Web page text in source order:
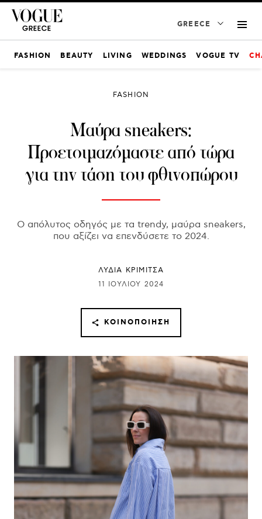
GREECE
FASHION BEAUTY LIVING WEDDINGS VOGUE TV
FASHION
Μαύρα sneakers:
Προετοιμαζόμαστε από τώρα
για την τάση του φθινοπώρου
Ο απόλυτος οδηγός με τα trendy, μαύρα sneakers,
που αξίζει να επενδύσετε το 2024.
ΛΥΔΊΑ ΚΡΙΜΙΤΣΆ
11 ΙΟΥΛΊΟΥ 2024
ΚΟΙΝΟΠΟΊΗΣΗ